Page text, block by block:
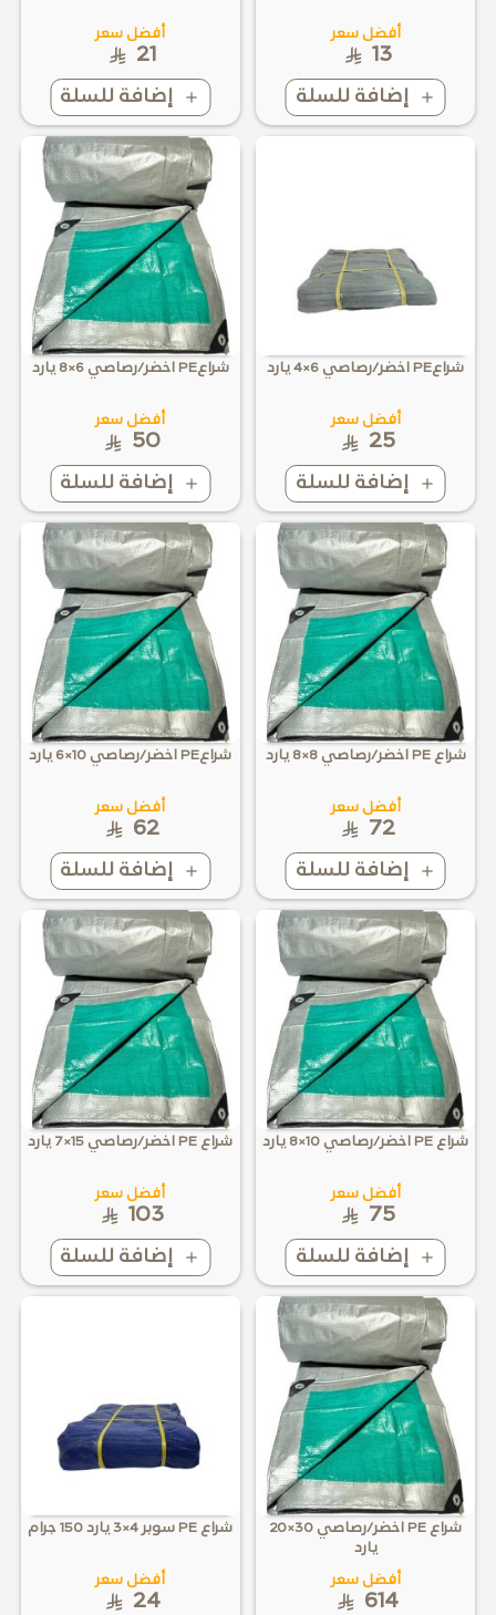
إضافة للسلة
أفضل سعر
13
إضافة للسلة
أفضل سعر
21
إضافة للسلة
شراعPE اخضر/رصاصي 6×4 يارد
أفضل سعر
25
إضافة للسلة
شراعPE اخضر/رصاصي 6×8 يارد
أفضل سعر
50
إضافة للسلة
شراع PE اخضر/رصاصي 8×8 يارد
أفضل سعر
72
إضافة للسلة
شراعPE اخضر/رصاصي 10×6 يارد
أفضل سعر
62
إضافة للسلة
شراع PE اخضر/رصاصي 10×8 يارد
أفضل سعر
75
إضافة للسلة
شراع PE اخضر/رصاصي 15×7 يارد
أفضل سعر
103
شراع PE اخضر/رصاصي 30×20
يارد
أفضل سعر
614
شراع PE سوبر 4×3 يارد 150 جرام
أفضل سعر
24